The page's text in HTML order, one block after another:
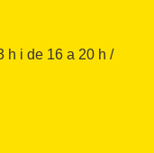
h i de 16 a 20 h /